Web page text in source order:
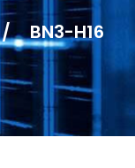
/ BN3-H16